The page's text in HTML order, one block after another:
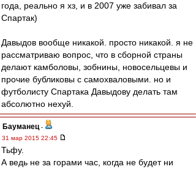
года, реально я хз, и в 2007 уже забивал за
Спартак)
Давыдов вообще никакой. просто никакой. я не
рассматриваю вопрос, что в сборной страны
делают камболовы, зобнины, новосельцевы и
прочие бубликовы с самохваловыми. но и
футболисту Спартака Давыдову делать там
абсолютно нехуй.
Бауманец -
31 мар 2015 22:45
Тьфу.
А ведь не за горами час, когда не будет ни